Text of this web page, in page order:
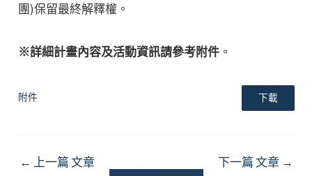
團)保留最終解釋權。
※詳細計畫內容及活動資訊請參考附件。
附件 下載
Post
← 上一篇 文章 下一篇 文章 →